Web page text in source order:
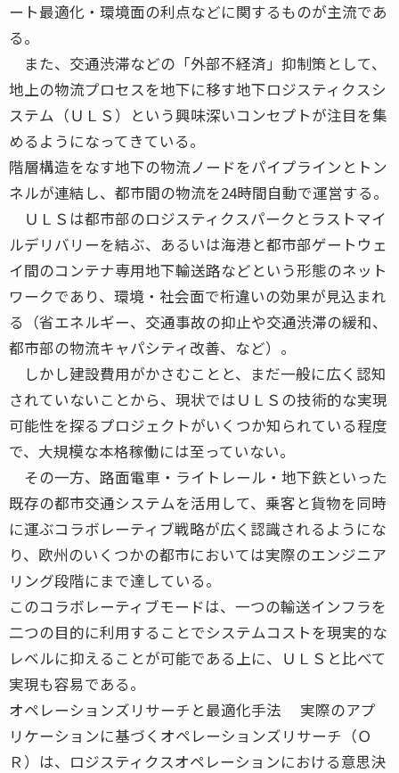
ート最適化・環境面の利点などに関するものが主流であ
る。
また、交通渋滞などの「外部不経済」抑制策として、
地上の物流プロセスを地下に移す地下ロジスティクスシ
ステム（ＵＬＳ）という興味深いコンセプトが注目を集
めるようになってきている。
階層構造をなす地下の物流ノードをパイプラインとトン
ネルが連結し、都市間の物流を24時間自動で運営する。
ＵＬＳは都市部のロジスティクスパークとラストマイ
ルデリバリーを結ぶ、あるいは海港と都市部ゲートウェ
イ間のコンテナ専用地下輸送路などという形態のネット
ワークであり、環境・社会面で桁違いの効果が見込まれ
る（省エネルギー、交通事故の抑止や交通渋滞の緩和、
都市部の物流キャパシティ改善、など）。
しかし建設費用がかさむことと、まだ一般に広く認知
されていないことから、現状ではＵＬＳの技術的な実現
可能性を探るプロジェクトがいくつか知られている程度
で、大規模な本格稼働には至っていない。
その一方、路面電車・ライトレール・地下鉄といった
既存の都市交通システムを活用して、乗客と貨物を同時
に運ぶコラボレーティブ戦略が広く認識されるようにな
り、欧州のいくつかの都市においては実際のエンジニア
リング段階にまで達している。
このコラボレーティブモードは、一つの輸送インフラを
二つの目的に利用することでシステムコストを現実的な
レベルに抑えることが可能である上に、ＵＬＳと比べて
実現も容易である。
オペレーションズリサーチと最適化手法 実際のアプ
リケーションに基づくオペレーションズリサーチ（Ｏ
Ｒ）は、ロジスティクスオペレーションにおける意思決